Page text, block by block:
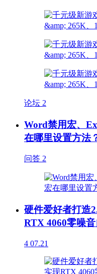
论坛 2
Word禁用宏、
在哪里设置方法
问答 2
硬件爱好者打造
RTX 4060零噪
4 07.21